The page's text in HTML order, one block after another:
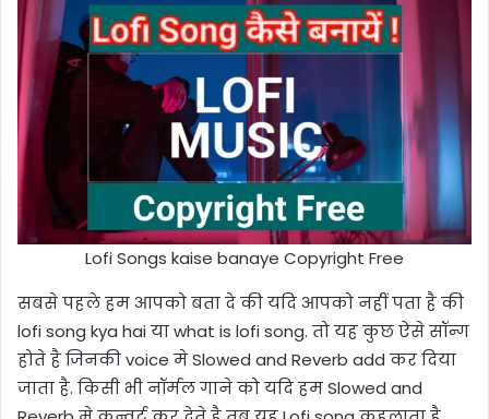
Lofi Songs kaise banaye Copyright Free
सबसे पहले हम आपको बता दे की यदि आपको नहीं पता है की
lofi song kya hai या what is lofi song. तो यह कुछ ऐसे सॉन्ग
होते है जिनकी voice मे Slowed and Reverb add कर दिया
जाता है. किसी भी नॉर्मल गाने को यदि हम Slowed and